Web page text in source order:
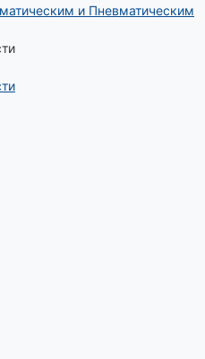
и Пневматическим